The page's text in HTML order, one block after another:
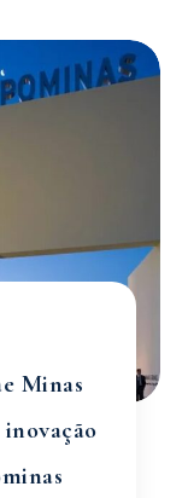
Minas